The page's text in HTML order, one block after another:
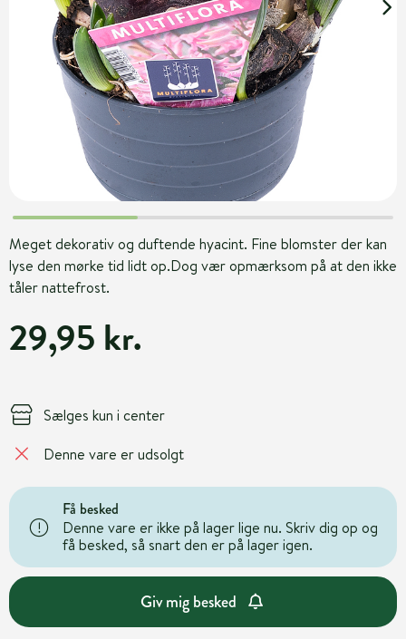
Meget dekorativ og duftende hyacint. Fine blomster der kan
lyse den mørke tid lidt op.Dog vær opmærksom på at den ikke
tåler nattefrost.
29,95 kr.
Sælges kun i center
Denne vare er udsolgt
Få besked
Denne vare er ikke på lager lige nu. Skriv dig op og
få besked, så snart den er på lager igen.
Giv mig besked